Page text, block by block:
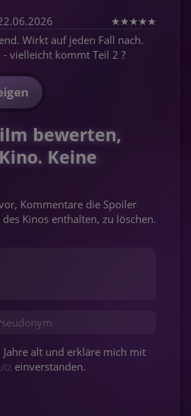
★★★★★
Wirkt auf jeden Fall nach.
- vielleicht kommt Teil 2 ?
bewerten,
Keine
Kommentare die Spoiler
Kinos enthalten, zu löschen.
alt und erkläre mich mit
einverstanden.